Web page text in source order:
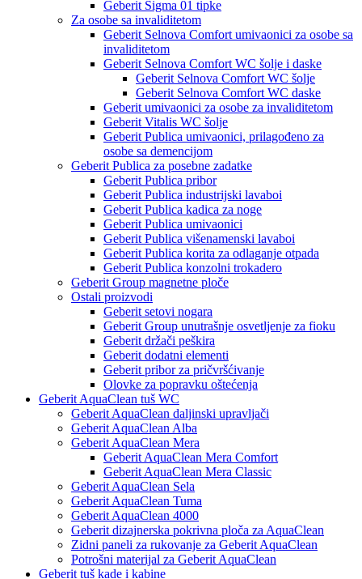
Geberit Sigma 01 tipke
Za osobe sa invaliditetom
Geberit Selnova Comfort umivaonici za osobe sa
invaliditetom
Geberit Selnova Comfort WC šolje i daske
Geberit Selnova Comfort WC šolje
Geberit Selnova Comfort WC daske
Geberit umivaonici za osobe za invaliditetom
Geberit Vitalis WC šolje
Geberit Publica umivaonici, prilagođeno za
osobe sa demencijom
Geberit Publica za posebne zadatke
Geberit Publica pribor
Geberit Publica industrijski lavaboi
Geberit Publica kadica za noge
Geberit Publica umivaonici
Geberit Publica višenamenski lavaboi
Geberit Publica korita za odlaganje otpada
Geberit Publica konzolni trokadero
Geberit Group magnetne ploče
Ostali proizvodi
Geberit setovi nogara
Geberit Group unutrašnje osvetljenje za fioku
Geberit držači peškira
Geberit dodatni elementi
Geberit pribor za pričvršćivanje
Olovke za popravku oštećenja
Geberit AquaClean tuš WC
Geberit AquaClean daljinski upravljači
Geberit AquaClean Alba
Geberit AquaClean Mera
Geberit AquaClean Mera Comfort
Geberit AquaClean Mera Classic
Geberit AquaClean Sela
Geberit AquaClean Tuma
Geberit AquaClean 4000
Geberit dizajnerska pokrivna ploča za AquaClean
Zidni paneli za rukovanje za Geberit AquaClean
Potrošni materijal za Geberit AquaClean
Geberit tuš kade i kabine